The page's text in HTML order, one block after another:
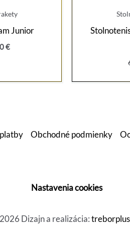
Junior
€Aktuálna
Obchodné podmienky
Nastavenia cookies
Dizajn a realizácia: